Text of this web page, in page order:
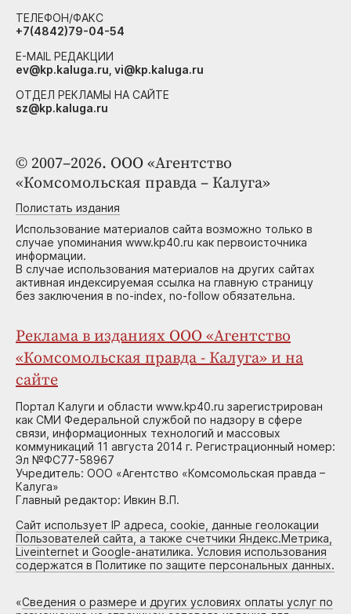
© 2007–2026. ООО «Агентство
«Комсомольская правда – Калуга»
Полистать издания
Использование материалов сайта возможно только в
случае упоминания www.kp40.ru как первоисточника
информации.
В случае использования материалов на других сайтах
активная индексируемая ссылка на главную страницу
без заключения в no-index, no-follow обязательна.
Реклама в изданиях ООО «Агентство
«Комсомольская правда - Калуга» и на
сайте
Портал Калуги и области www.kp40.ru зарегистрирован
как СМИ Федеральной службой по надзору в сфере
связи, информационных технологий и массовых
коммуникаций 11 августа 2014 г. Регистрационный номер:
Эл №ФС77-58967
Учредитель: ООО «Агентство «Комсомольская правда –
Калуга»
Главный редактор: Ивкин В.П.
Сайт использует IP адреса, cookie, данные геолокации
Пользователей сайта, а также счетчики Яндекс.Метрика,
Liveinternet и Google-анатилика. Условия использования
содержатся в Политике по защите персональных данных.
«Сведения о размере и других условиях оплаты услуг по
ТЕЛЕФОН/ФАКС
+7(4842)79-04-54
E-MAIL РЕДАКЦИИ
ev@kp.kaluga.ru, vi@kp.kaluga.ru
ОТДЕЛ РЕКЛАМЫ НА САЙТЕ
sz@kp.kaluga.ru